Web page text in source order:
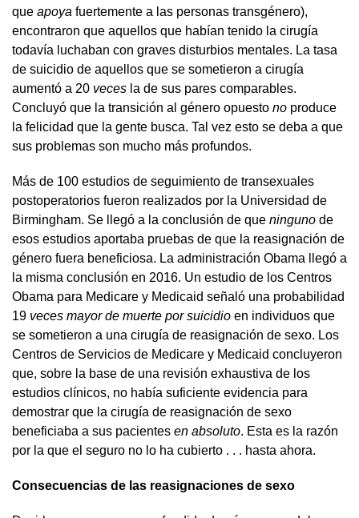
que apoya fuertemente a las personas transgénero),
encontraron que aquellos que habían tenido la cirugía
todavía luchaban con graves disturbios mentales. La tasa
de suicidio de aquellos que se sometieron a cirugía
aumentó a 20 veces la de sus pares comparables.
Concluyó que la transición al género opuesto no produce
la felicidad que la gente busca. Tal vez esto se deba a que
sus problemas son mucho más profundos.
Más de 100 estudios de seguimiento de transexuales
postoperatorios fueron realizados por la Universidad de
Birmingham. Se llegó a la conclusión de que ninguno de
esos estudios aportaba pruebas de que la reasignación de
género fuera beneficiosa. La administración Obama llegó a
la misma conclusión en 2016. Un estudio de los Centros
Obama para Medicare y Medicaid señaló una probabilidad
19 veces mayor de muerte por suicidio en individuos que
se sometieron a una cirugía de reasignación de sexo. Los
Centros de Servicios de Medicare y Medicaid concluyeron
que, sobre la base de una revisión exhaustiva de los
estudios clínicos, no había suficiente evidencia para
demostrar que la cirugía de reasignación de sexo
beneficiaba a sus pacientes en absoluto. Esta es la razón
por la que el seguro no lo ha cubierto . . . hasta ahora.
Consecuencias de las reasignaciones de sexo